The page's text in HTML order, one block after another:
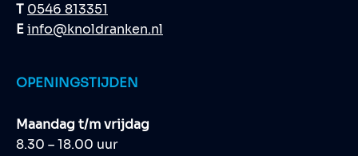
T 0546 813351
Einfo@knoldranken.nl
OPENINGSTIJDEN
Maandag t/m vrijdag
8.30 – 18.00 uur